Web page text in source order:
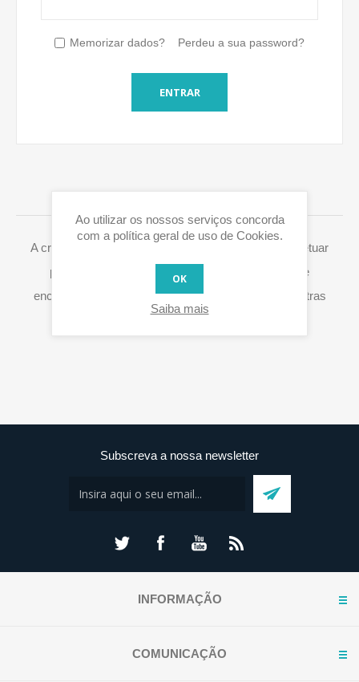
Memorizar dados? Perdeu a sua password?
ENTRAR
A criação de uma conta Eurox10.com permite-lhe efetuar
pedidos mais rapidamente, aceder ao histórico de
encomendas e processar de forma fácil RMA's e outras
Subscreva a nossa newsletter
INFORMAÇÃO
COMUNICAÇÃO
Ao utilizar os nossos serviços concorda
com a política geral de uso de Cookies.
OK
Saiba mais